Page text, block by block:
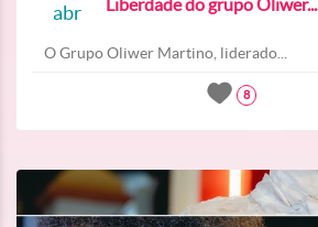
abr
Liberdade do grupo Oliwer...
O Grupo Oliwer Martino, liderado...
8